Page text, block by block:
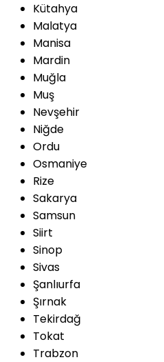
Kütahya
Malatya
Manisa
Mardin
Muğla
Muş
Nevşehir
Niğde
Ordu
Osmaniye
Rize
Sakarya
Samsun
Siirt
Sinop
Sivas
Şanlıurfa
Şırnak
Tekirdağ
Tokat
Trabzon